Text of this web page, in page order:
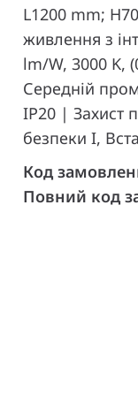
L1200 mm;
живлення з
lm/W, 3000 K,
Середній
IP20 | Захист
безпеки I,
Код
Повний код